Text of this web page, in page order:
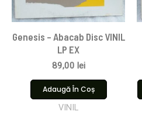
Genesis – Abacab Disc VINIL
LP EX
89,00 lei
Adaugă În Coș
VINIL